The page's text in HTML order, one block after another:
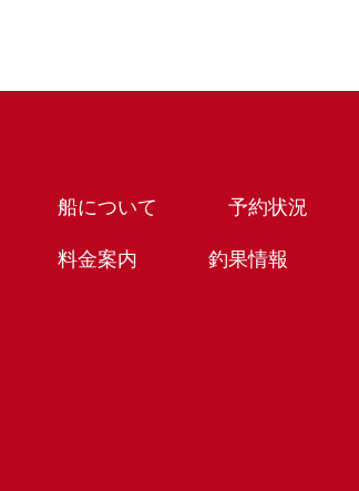
船について 予約状況
料金案内
釣果情報